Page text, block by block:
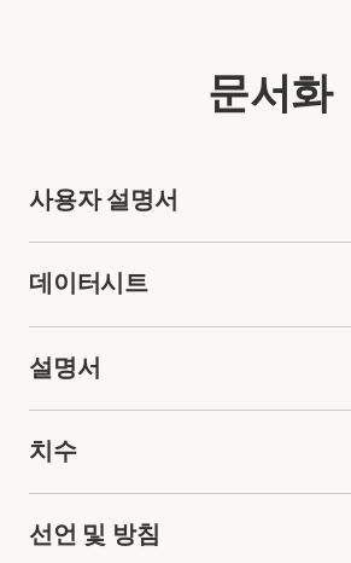
문서화
사용자 설명서
데이터시트
설명서
치수
선언 및 방침